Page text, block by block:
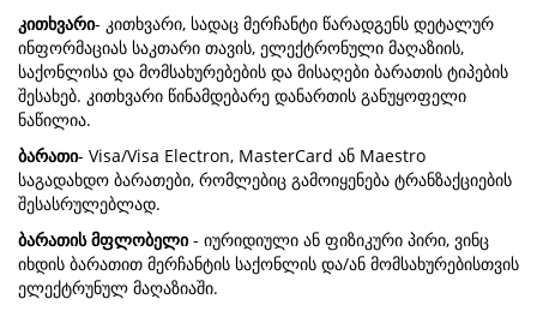
კითხვარი- კითხვარი, სადაც მერჩანტი წარადგენს დეტალურ
ინფორმაციას საკთარი თავის, ელექტრონული მაღაზიის,
საქონლისა და მომსახურებების და მისაღები ბარათის ტიპების
შესახებ. კითხვარი წინამდებარე დანართის განუყოფელი
ნაწილია.
ბარათი- Visa/Visa Electron, MasterCard ან Maestro
საგადახდო ბარათები, რომლებიც გამოიყენება ტრანზაქციების
შესასრულებლად.
ბარათის მფლობელი - იურიდიული ან ფიზიკური პირი, ვინც
იხდის ბარათით მერჩანტის საქონლის და/ან მომსახურებისთვის
ელექტრუნულ მაღაზიაში.